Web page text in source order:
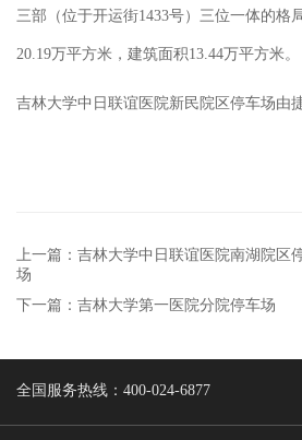
三部（位于开运街1433号）三位一体的格
20.19万平方米，建筑面积13.44万平方米。
吉林大学中日联谊医院新民院区停车场由
上一篇： 吉林大学中日联谊医院南湖院区
场
下一篇： 吉林大学第一医院分院停车场
全国服务热线：400-024-6877